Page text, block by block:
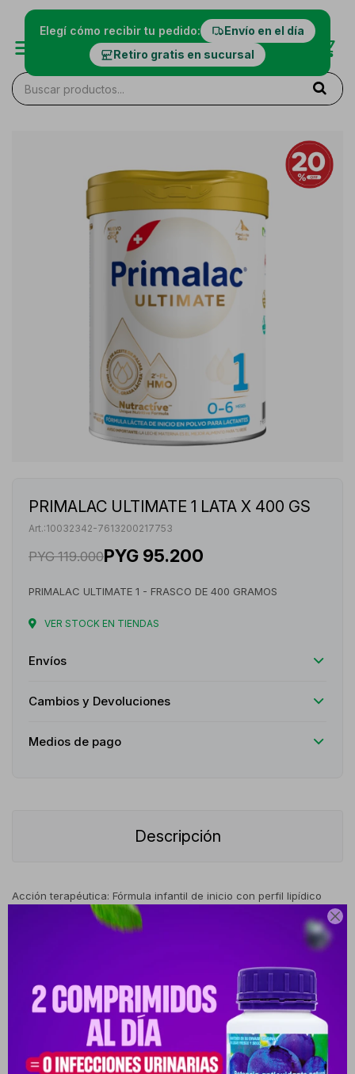

Elegí cómo recibir tu pedido:
Envío en el día
Retiro gratis en sucursal
PRIMALAC ULTIMATE 1 LATA X 400 GS
10032342-7613200217753
PYG 119.000PYG 95.200
PRIMALAC ULTIMATE 1 - FRASCO DE 400 GRAMOS
VER STOCK EN TIENDAS
Envíos
Cambios y Devoluciones
Medios de pago
Descripción
Acción terapéutica: Fórmula infantil de inicio con perfil lipídico
avanzado de alta digestibilidad.Indicaciones: Alimentación
completa de lactantes sanos desde el nacimiento hasta los 6
meses de edad, cuando la lactancia materna es insuficiente o no
es posible. Posología: La cantidad de tomas diarias y la
proporción de dilución se adaptan según el peso y el mes de vida
del lactante. El esquema de dosificación debe ser guiado por la
tabla de alimentación del envase. Modo de uso: Esterilizar el
biberón, tetina y tapa en agua hirviendo por 5 minutos. Verter la